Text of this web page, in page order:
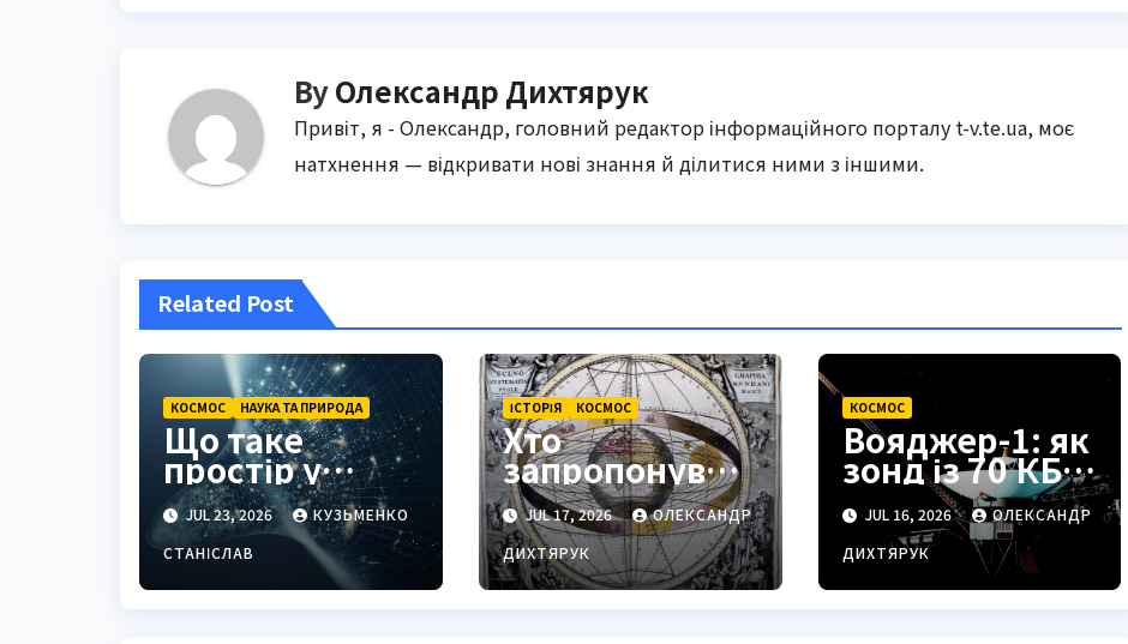
ByОлександр Дихтярук
Привіт, я - Олександр, головний редактор інформаційного порталу t-v.te.ua, моє
натхнення — відкривати нові знання й ділитися ними з іншими.
Related Post
КОСМОС НАУКА ТА ПРИРОДА
Що таке
простір у
філософії,
фізиці та
повсякденні
JUL 23, 2026
КУЗЬМЕНКО
СТАНІСЛАВ
ІСТОРІЯ КОСМОС
Хто
запропонував
геоцентричну
систему світу
та чому вона
панувала
JUL 17, 2026
ОЛЕКСАНДР
ДИХТЯРУК
КОСМОС
Вояджер-1: як
зонд із 70 КБ
пам’яті
працює
півстоліття в
космосі
JUL 16, 2026
ОЛЕКСАНДР
ДИХТЯРУК